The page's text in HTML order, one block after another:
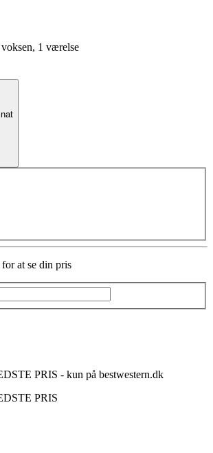
voksen, 1 værelse
at se din pris
PRIS - kun på bestwestern.dk
PRIS